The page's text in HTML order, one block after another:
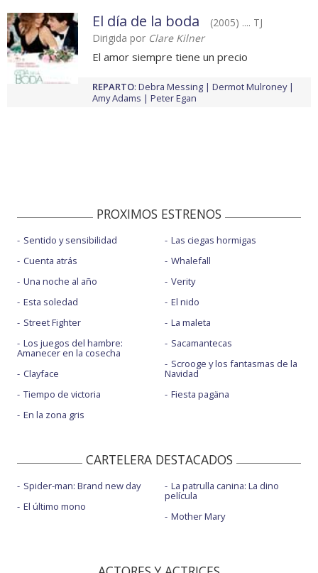
El día de la boda
(2005) .... TJ
Dirigida por Clare Kilner
El amor siempre tiene un precio
REPARTO: Debra Messing
Dermot Mulroney
Amy Adams
Peter Egan
PROXIMOS ESTRENOS
Sentido y sensibilidad
Cuenta atrás
Una noche al año
Esta soledad
Street Fighter
Los juegos del hambre:
Amanecer en la cosecha
Clayface
Tiempo de victoria
En la zona gris
Las ciegas hormigas
Whalefall
Verity
El nido
La maleta
Sacamantecas
Scrooge y los fantasmas de la
Navidad
Fiesta pagäna
CARTELERA DESTACADOS
Spider-man: Brand new day
El último mono
La patrulla canina: La dino
película
Mother Mary